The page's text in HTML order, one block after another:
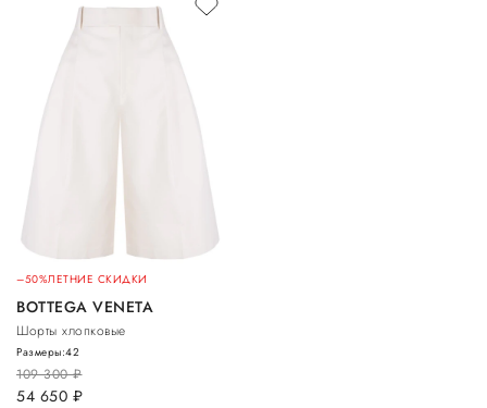
–50%ЛЕТНИЕ СКИДКИ
BOTTEGA VENETA
Шорты хлопковые
109 300руб.
54 650 руб.
Размеры:42